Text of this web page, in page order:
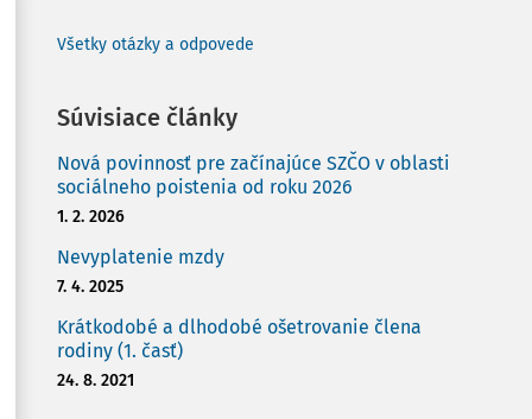
Všetky otázky a odpovede
Súvisiace články
Nová povinnosť pre začínajúce SZČO v oblasti
sociálneho poistenia od roku 2026
1. 2. 2026
Nevyplatenie mzdy
7. 4. 2025
Krátkodobé a dlhodobé ošetrovanie člena
rodiny (1. časť)
24. 8. 2021